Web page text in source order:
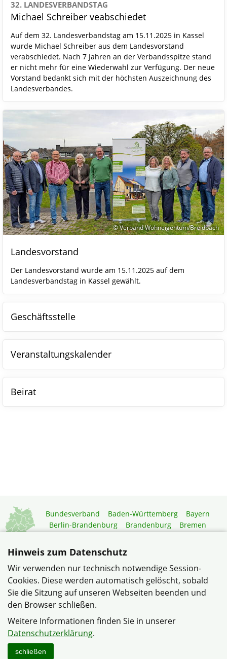
32. LANDESVERBANDSTAG
Michael Schreiber veabschiedet
Auf dem 32. Landesverbandstag am 15.11.2025 in Kassel
wurde Michael Schreiber aus dem Landesvorstand
verabschiedet. Nach 7 Jahren an der Verbandsspitze stand
er nicht mehr für eine Wiederwahl zur Verfügung. Der neue
Vorstand bedankt sich mit der höchsten Auszeichnung des
Landesverbandes.
© Verband Wohneigentum/Breidbach
Landesvorstand
Der Landesvorstand wurde am 15.11.2025 auf dem
Landesverbandstag in Kassel gewählt.
Geschäftsstelle
Veranstaltungskalender
Beirat
Bundesverband Baden-Württemberg
Bayern
Berlin-Brandenburg
Brandenburg
Bremen
Niedersachsen
Rheinland-Pfalz
Saarland
Sachsen-Anhalt
Schleswig-Holstein
Thüringen
Mitgliedermagazin
Gartenberatung
© Verband Wohneigentum Hessen e. V.
Datenschutzerklärung
Hinweis zum Datenschutz
Wir verwenden nur technisch notwendige Session-
Cookies. Diese werden automatisch gelöscht, sobald
Sie die Sitzung auf unseren Webseiten beenden und
den Browser schließen.
Weitere Informationen finden Sie in unserer
Datenschutzerklärung.
schließen